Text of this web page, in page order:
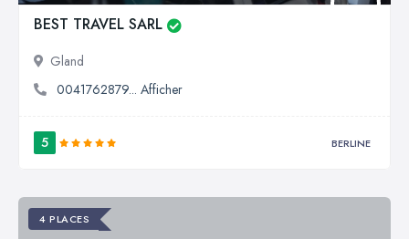
BEST TRAVEL SARL
Gland
0041762879... Afficher
5 BERLINE
4 PLACES